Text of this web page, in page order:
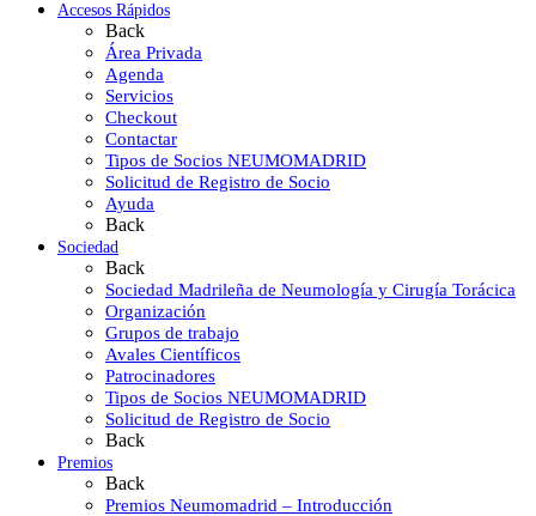
Accesos Rápidos
Back
Área Privada
Agenda
Servicios
Checkout
Contactar
Tipos de Socios NEUMOMADRID
Solicitud de Registro de Socio
Ayuda
Back
Sociedad
Back
Sociedad Madrileña de Neumología y Cirugía Torácica
Organización
Grupos de trabajo
Avales Científicos
Patrocinadores
Tipos de Socios NEUMOMADRID
Solicitud de Registro de Socio
Back
Premios
Back
Premios Neumomadrid – Introducción